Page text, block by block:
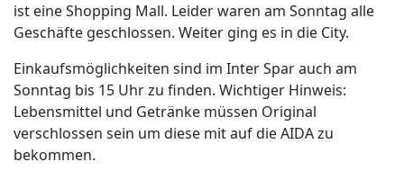
ist eine Shopping Mall. Leider waren am Sonntag alle
Geschäfte geschlossen. Weiter ging es in die City.
Einkaufsmöglichkeiten sind im Inter Spar auch am
Sonntag bis 15 Uhr zu finden. Wichtiger Hinweis:
Lebensmittel und Getränke müssen Original
verschlossen sein um diese mit auf die AIDA zu
bekommen.